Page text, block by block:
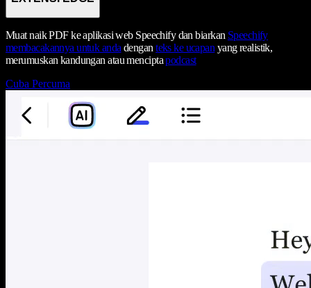
Muat naik PDF ke aplikasi web Speechify dan biarkan Speechify
membacakannya untuk anda denganteks ke ucapan yang realistik,
merumuskan kandungan atau menciptapodcast
Cuba Percuma